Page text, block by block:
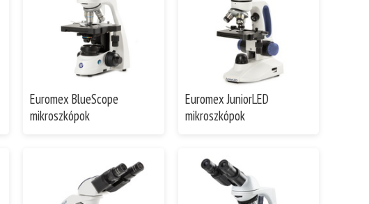
Euromex BlueScope
mikroszkópok
Euromex JuniorLED
mikroszkópok